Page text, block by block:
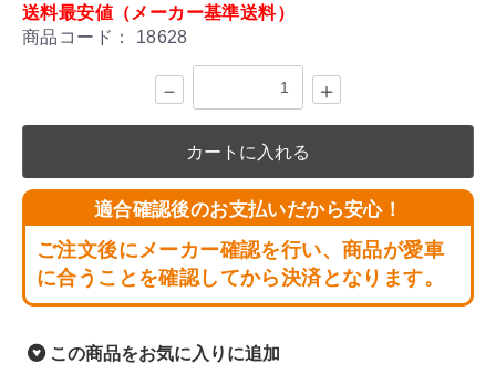
送料最安値（メーカー基準送料）
商品コード： 18628
－ ＋
カートに入れる
適合確認後のお支払いだから安心！
ご注文後にメーカー確認を行い、商品が愛車
に合うことを確認してから決済となります。
この商品をお気に入りに追加